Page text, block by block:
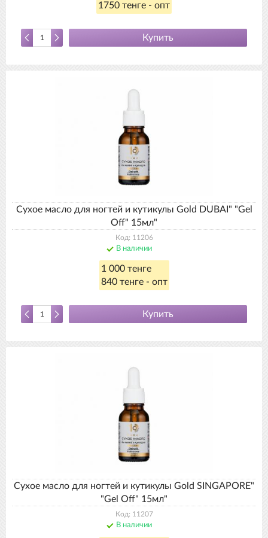
1750 тенге - опт
Купить
Сухое масло для ногтей и кутикулы Gold DUBAI" "Gel
Off" 15мл"
Код: 11206
В наличии
1 000 тенге
840 тенге - опт
Купить
Сухое масло для ногтей и кутикулы Gold SINGAPORE"
"Gel Off" 15мл"
Код: 11207
В наличии